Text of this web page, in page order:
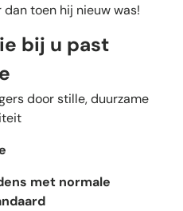
toen hij nieuw was!
bij u past
door stille, duurzame
met normale